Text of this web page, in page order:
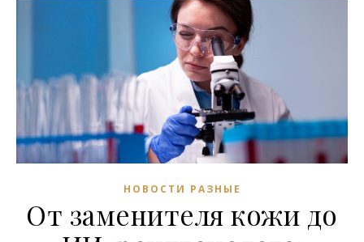
НОВОСТИ РАЗНЫЕ
От заменителя кожи до